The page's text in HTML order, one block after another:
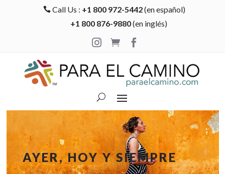
 Call Us : +1 800 972-5442(en español)
+1 800 876-9880(en inglés)

 
AYER, HOY Y SIEMPRE